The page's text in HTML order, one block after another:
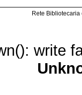
Rete
write